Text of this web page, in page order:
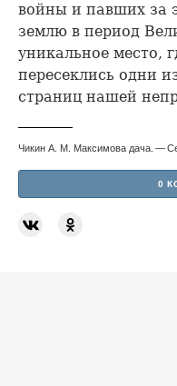
войны и павших за
землю в период
уникальное место,
пересеклись одни
страниц нашей
Чикин А. М. Максимова дача. —
0